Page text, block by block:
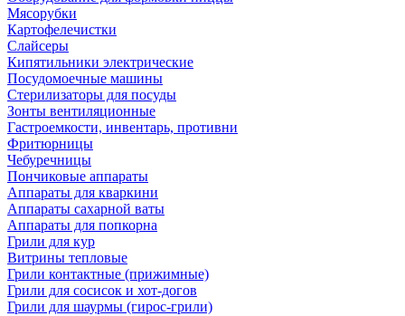
Мясорубки
Картофелечистки
Слайсеры
Кипятильники электрические
Посудомоечные машины
Стерилизаторы для посуды
Зонты вентиляционные
Гастроемкости, инвентарь, противни
Фритюрницы
Чебуречницы
Пончиковые аппараты
Аппараты для кваркини
Аппараты сахарной ваты
Аппараты для попкорна
Грили для кур
Витрины тепловые
Грили контактные (прижимные)
Грили для сосисок и хот-догов
Грили для шаурмы (гирос-грили)